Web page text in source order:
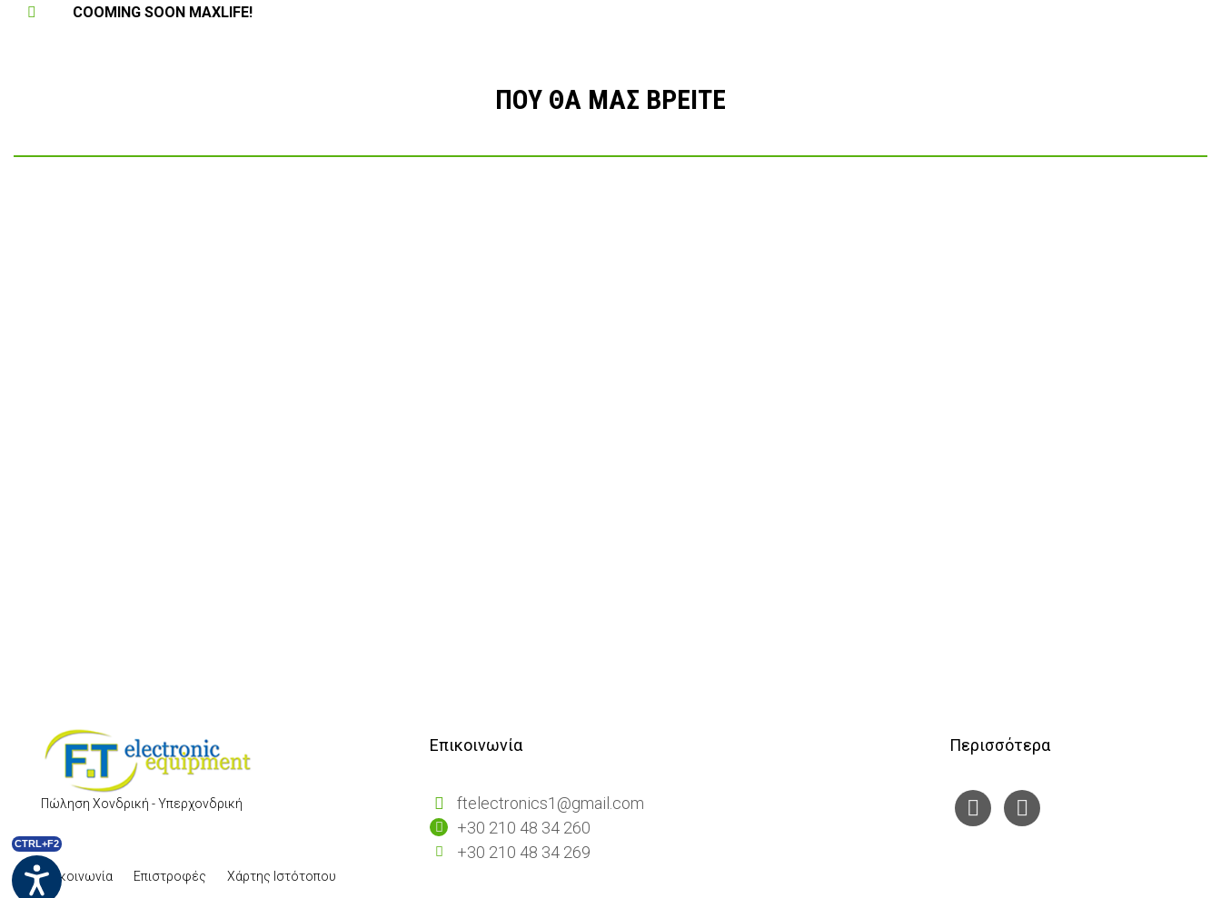
CTRL+F2
COOMING SOON MAXLIFE!
ΠΟΥ ΘΑ ΜΑΣ ΒΡΕΙΤΕ
Πώληση Χονδρική - Υπερχονδρική
Επικοινωνία Επιστροφές Χάρτης Ιστότοπου
Επικοινωνία
ftelectronics1@gmail.com
+30 210 48 34 260
+30 210 48 34 269
Περισσότερα